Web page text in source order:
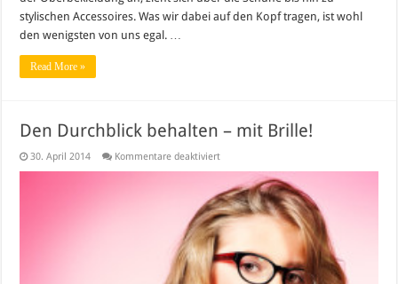
stylischen Accessoires. Was wir dabei auf den Kopf tragen, ist wohl
den wenigsten von uns egal. …
Read More »
Den Durchblick behalten – mit Brille!
30. April 2014 Kommentare deaktiviertfür
Durchblick
behalten
–
mit
Brille!